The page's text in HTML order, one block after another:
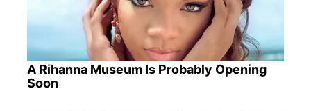
A Rihanna Museum Is Probably Opening
Soon